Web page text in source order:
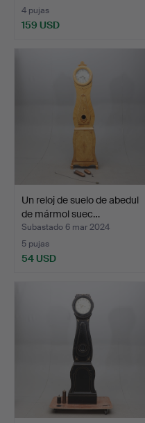
4 pujas
159 USD
Un reloj de suelo de abedul
de mármol suec…
Subastado 6 mar 2024
5 pujas
54 USD